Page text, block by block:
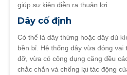
giúp sự kiện diễn ra thuận lợi.
Dây cố định
Có thể là dây thừng hoặc dây dù
bền bỉ. Hệ thống dây vừa đóng vai
đỡ, vừa có công dụng căng đều
chắc chắn và chống lại tác động